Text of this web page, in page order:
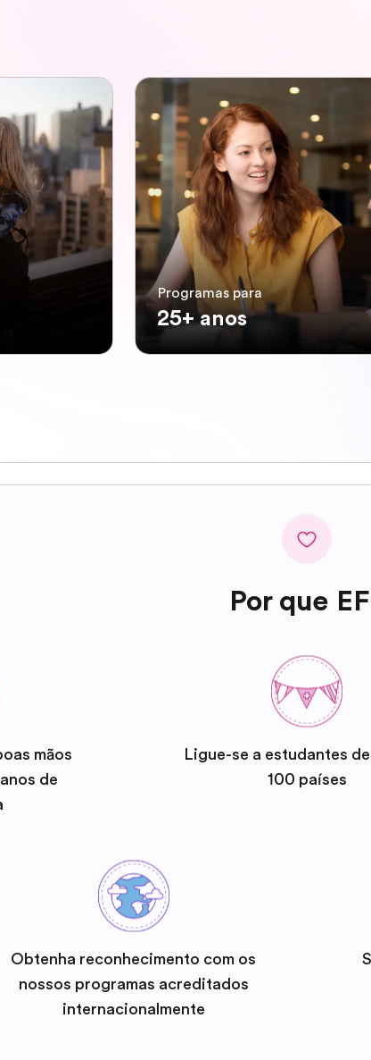
Programas para
25+ anos
Por que
mãos
de
Ligue-se a estudantes
100 países
Obtenha reconhecimento com os
nossos programas acreditados
internacionalmente